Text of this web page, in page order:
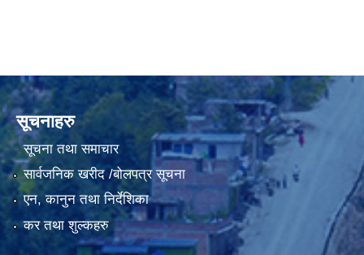
सूचनाहरु
सूचना तथा समाचार
सार्वजनिक खरीद /बोलपत्र सूचना
एन, कानुन तथा निर्देशिका
कर तथा शुल्कहरु